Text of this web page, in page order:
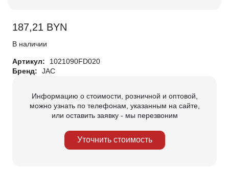
187,21 BYN
В наличии
Артикул:
1021090FD020
Бренд:
JAC
Информацию о стоимости, розничной и оптовой,
можно узнать по телефонам, указанным на сайте,
или оставить заявку - мы перезвоним
Уточнить стоимость